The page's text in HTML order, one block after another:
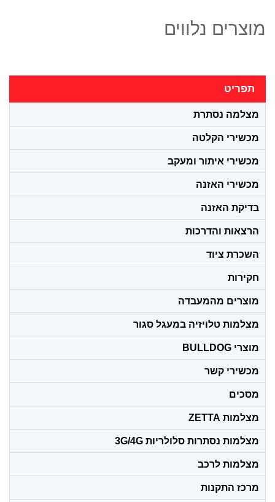
מוצרים נלווים
תפריט
מצלמה נסתרת
מכשירי הקלטה
מכשירי איתור ומעקב
מכשירי האזנה
בדיקת האזנה
הרצאות והדרכות
השכרת ציוד
חקירות
מוצרים מהמעבדה
מצלמות טלויזיה במעגל סגור
מוצרי BULLDOG
מכשירי קשר
מסכים
מצלמות ZETTA
מצלמות נסתרות סלולריות 3G/4G
מצלמות לרכב
מרכז התקנות